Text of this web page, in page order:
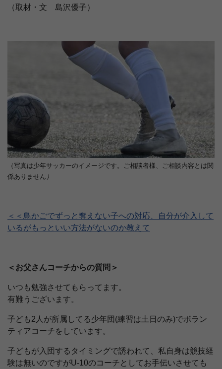
（取材・文 島沢優子）
（写真は少年サッカーのイメージです。ご相談者様、ご相談内容とは関
係ありません ）
＜＜鳥かごでずっと奪えない子への対応、自分が介入して
いるがもっといい方法がないのか教えて
＜お父さんコーチからの質問＞
いつも勉強させてもらってます。
有難うございます。
子ども2人が所属してる少年団(練習は土日のみ)でボラン
ティアコーチをしています。
子どもが入団するタイミングで誘われて、私自身は競技経
験は無いのですがU-10のコーチとしてお手伝いさせても